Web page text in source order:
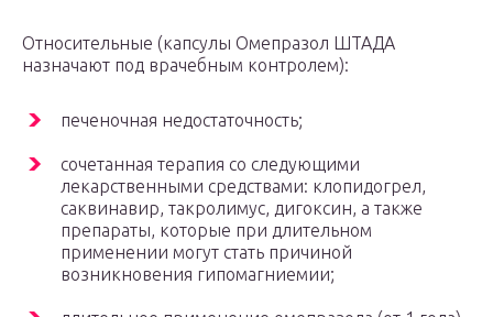
Относительные (капсулы Омепразол ШТАДА
назначают под врачебным контролем):
печеночная недостаточность;
сочетанная терапия со следующими
лекарственными средствами: клопидогрел,
саквинавир, такролимус, дигоксин, а также
препараты, которые при длительном
применении могут стать причиной
возникновения гипомагниемии;